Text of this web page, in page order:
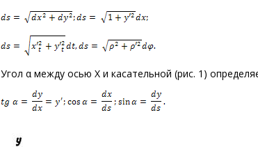
Угол α между осью X и касательной (рис. 1)